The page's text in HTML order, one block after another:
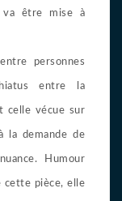
va être mise à
personnes
entre la
celle vécue sur
la demande de
Humour
cette pièce, elle